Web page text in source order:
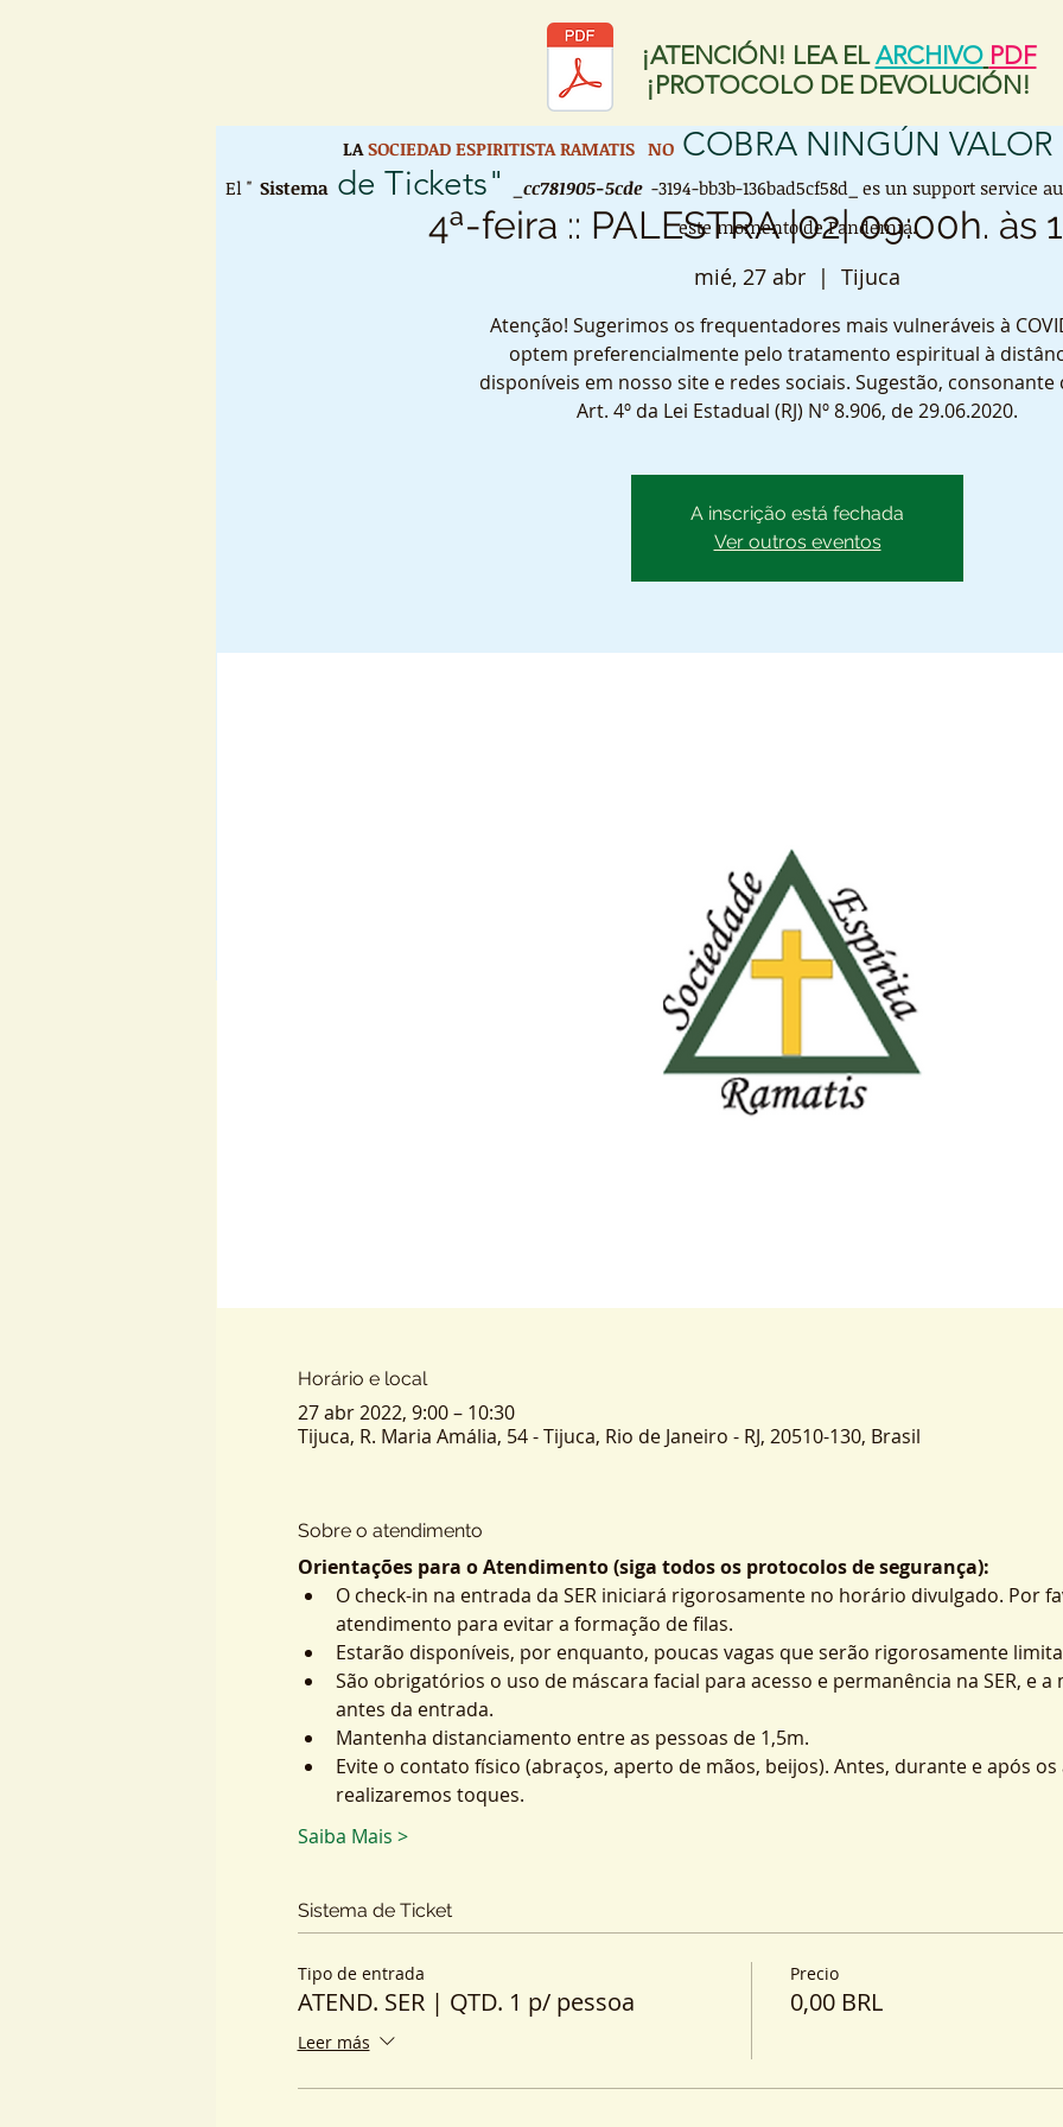
¡ATENCIÓN! LEA EL ARCHIVO PDF
¡PROTOCOLO DE DEVOLUCIÓN!
4ª-feira :: PALESTRA |02| 09:00h. às
mié, 27 abr
  |
Tijuca
Atenção! Sugerimos os frequentadores mais vulneráveis à
optem preferencialmente pelo tratamento espiritual à
disponíveis em nosso site e redes sociais. Sugestão, consonante
Art. 4º da Lei Estadual (RJ) Nº 8.906, de 29.06.2020.
A inscrição está fechada
Ver outros eventos
Horário e local
27 abr 2022, 9:00 – 10:30
Tijuca, R. Maria Amália, 54 - Tijuca, Rio de Janeiro - RJ, 20510-130, Brasil
Sobre o atendimento
Orientações para o Atendimento (siga todos os protocolos de segurança):
O check-in na entrada da SER iniciará rigorosamente no horário divulgado. Por
atendimento para evitar a formação de filas.
Estarão disponíveis, por enquanto, poucas vagas que serão rigorosamente
São obrigatórios o uso de máscara facial para acesso e permanência na SER, e
antes da entrada.
Mantenha distanciamento entre as pessoas de 1,5m.
Evite o contato físico (abraços, aperto de mãos, beijos). Antes, durante e após
realizaremos toques.
Saiba Mais >
Sistema de Ticket
Tipo de entrada
ATEND. SER | QTD. 1 p/ pessoa
Leer más
Precio
0,00 BRL
LA SOCIEDAD ESPIRITISTA RAMATIS NO COBRA NINGÚN VALOR
El " Sistemade Tickets" _cc781905-5cde -3194-bb3b-136bad5cf58d_ es un support service
este momento de Pandemia.